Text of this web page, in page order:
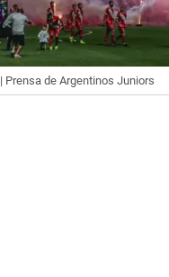
| Prensa de Argentinos Juniors